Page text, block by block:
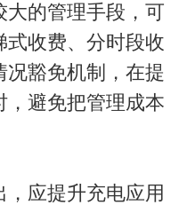
大的管理手段，可
式收费、分时段收
况豁免机制，在提
，避免把管理成本
应提升充电应用